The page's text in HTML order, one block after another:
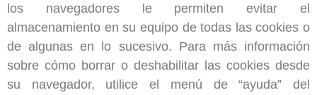
los navegadores le permiten evitar el
almacenamiento en su equipo de todas las cookies o
de algunas en lo sucesivo. Para más información
sobre cómo borrar o deshabilitar las cookies desde
su navegador, utilice el menú de “ayuda” del